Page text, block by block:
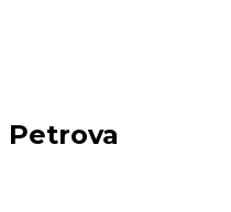
Petrova